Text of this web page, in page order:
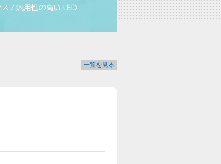
一覧を見る